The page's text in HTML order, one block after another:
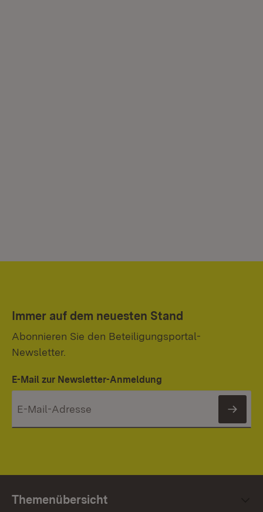
Immer auf dem neuesten Stand
Abonnieren Sie den Beteiligungsportal-
Newsletter.
E-Mail zur Newsletter-Anmeldung
Themenübersicht